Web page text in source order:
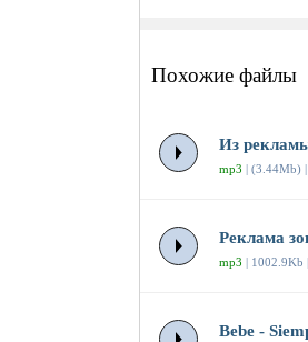
Похожие файлы
Из
mp3 | (3.44Mb)
Реклама
mp3 | 1002.9Kb
Bebe -